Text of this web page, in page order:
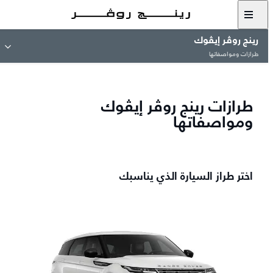
رينج روڤر إيڤوك
طرازات ومواصفاتها
طرازات رينج روڤر إيڤوك
ومواصفاتها
اختر طراز السيارة الذي يناسبك